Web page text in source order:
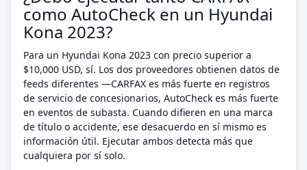
como AutoCheck en un Hyundai
Kona 2023?
Para un Hyundai Kona 2023 con precio superior a
$10,000 USD, sí. Los dos proveedores obtienen datos de
feeds diferentes —CARFAX es más fuerte en registros
de servicio de concesionarios, AutoCheck es más fuerte
en eventos de subasta. Cuando difieren en una marca
de título o accidente, ese desacuerdo en sí mismo es
información útil. Ejecutar ambos detecta más que
cualquiera por sí solo.